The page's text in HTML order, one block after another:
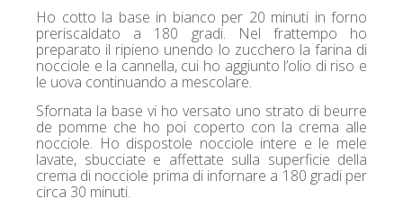
Ho cotto la base in bianco per 20 minuti in forno
preriscaldato a 180 gradi. Nel frattempo ho
preparato il ripieno unendo lo zucchero la farina di
nocciole e la cannella, cui ho aggiunto l’olio di riso e
le uova continuando a mescolare.
Sfornata la base vi ho versato uno strato di beurre
de pomme che ho poi coperto con la crema alle
nocciole. Ho dispostole nocciole intere e le mele
lavate, sbucciate e affettate sulla superficie della
crema di nocciole prima di infornare a 180 gradi per
circa 30 minuti.